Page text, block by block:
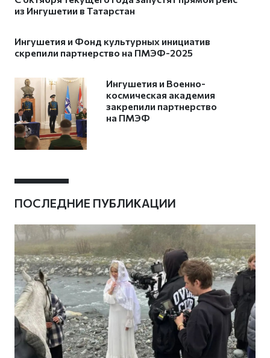
из Ингушетии в Татарстан
Ингушетия и Фонд культурных инициатив
скрепили партнерство на ПМЭФ-2025
Ингушетия и Военно-
космическая академия
закрепили партнерство
на ПМЭФ
ПОСЛЕДНИЕ ПУБЛИКАЦИИ